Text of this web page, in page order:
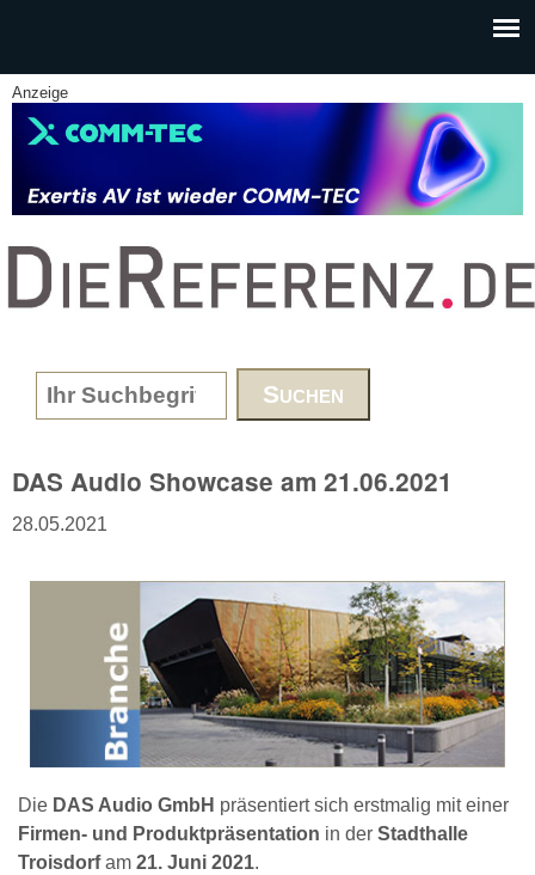
Anzeige
www.DieReferenz.de
Search form
DAS Audio Showcase am 21.06.2021
28.05.2021
Die DAS Audio GmbH präsentiert sich erstmalig mit einer
Firmen- und Produktpräsentation in der Stadthalle
Troisdorfam 21. Juni 2021.